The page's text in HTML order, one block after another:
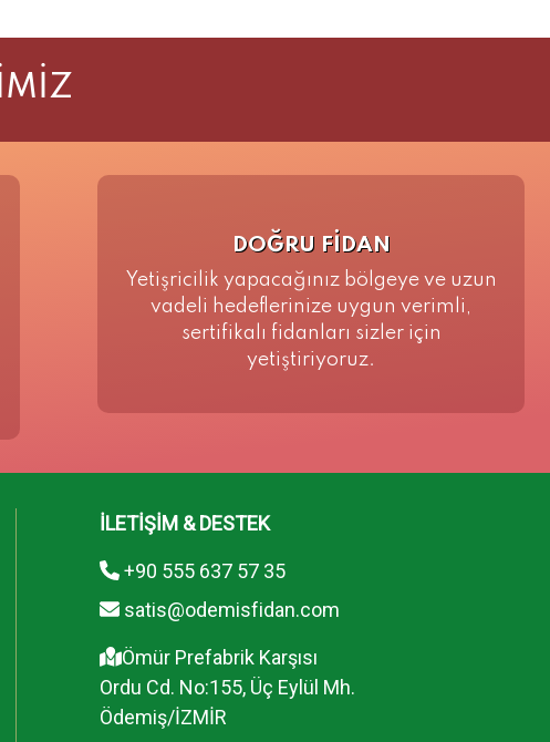
DOĞRU FİDAN
Yetişricilik yapacağınız bölgeye ve uzun
vadeli hedeflerinize uygun verimli,
sertifikalı fidanları sizler için
yetiştiriyoruz.
İLETİŞİM & DESTEK
+90 555 637 57 35
satis@odemisfidan.com
Ömür Prefabrik Karşısı
Ordu Cd. No:155, Üç Eylül Mh.
Ödemiş/İZMİR